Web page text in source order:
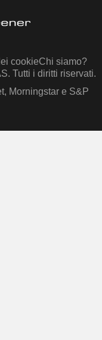
cookieChi siamo?
Tutti i diritti riservati.
Morningstar e S&P